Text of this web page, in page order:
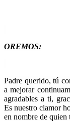
OREMOS:
Padre querido, tú
a mejorar
agradables a ti,
Es nuestro clamor
en nombre de quien